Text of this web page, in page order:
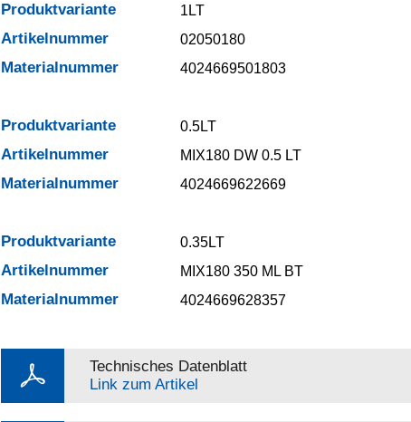
Produktvariante 1LT
Artikelnummer 02050180
Materialnummer 4024669501803
Produktvariante 0.5LT
Artikelnummer MIX180 DW 0.5 LT
Materialnummer 4024669622669
Produktvariante 0.35LT
Artikelnummer MIX180 350 ML BT
Materialnummer 4024669628357
Technisches Datenblatt
Link zum Artikel